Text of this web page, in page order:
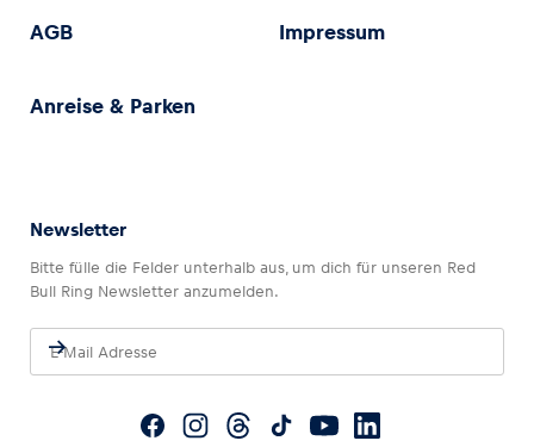
AGB Impressum
Anreise & Parken
Newsletter
Bitte fülle die Felder unterhalb aus, um dich für unseren Red
Bull Ring Newsletter anzumelden.